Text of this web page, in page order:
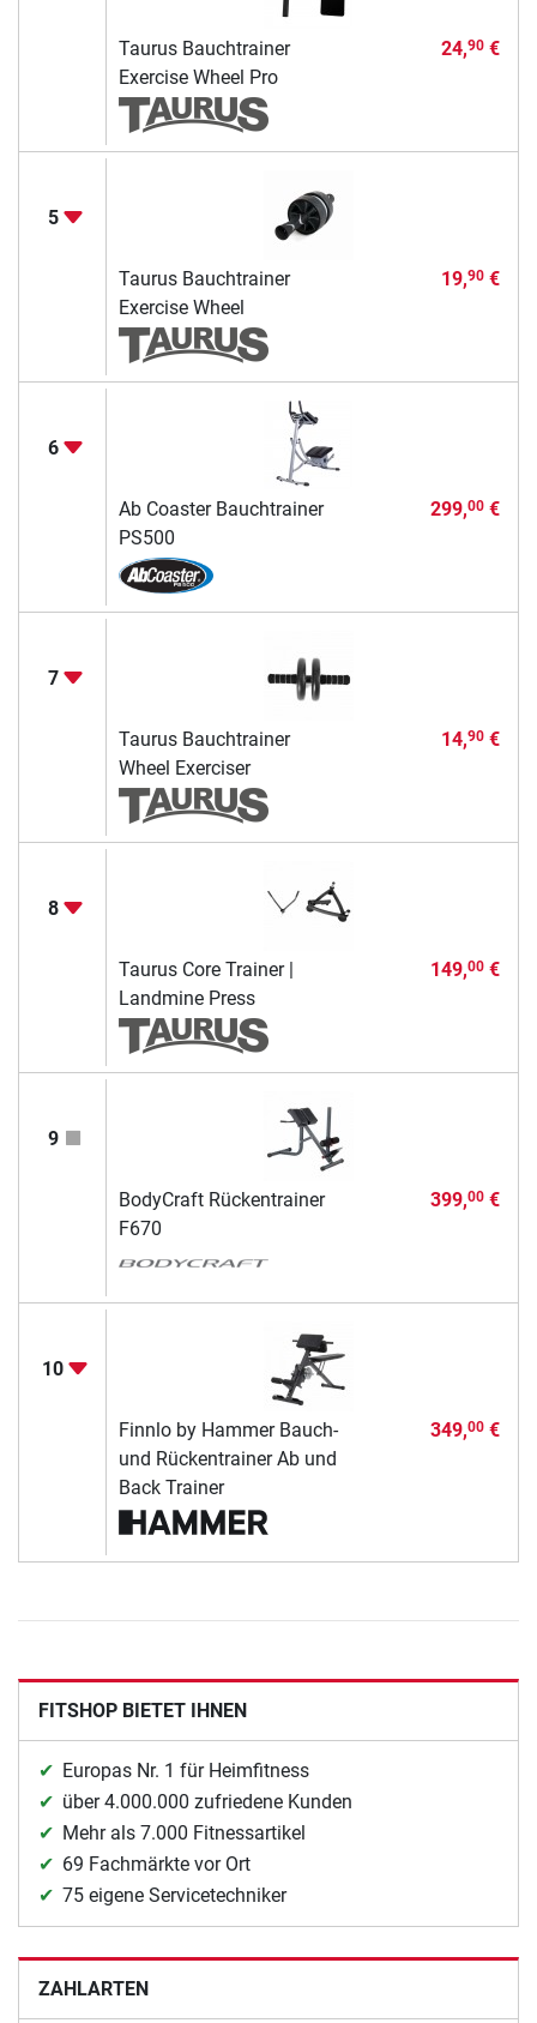
Taurus Bauchtrainer
Exercise Wheel Pro
24,90€
5
Taurus Bauchtrainer
Exercise Wheel
19,90€
6
Ab Coaster Bauchtrainer
PS500
299,00€
7
Taurus Bauchtrainer
Wheel Exerciser
14,90€
8
Taurus Core Trainer |
Landmine Press
149,00€
9
BodyCraft Rückentrainer
F670
399,00€
10
Finnlo by Hammer Bauch-
und Rückentrainer Ab und
Back Trainer
349,00€
FITSHOP BIETET IHNEN
Europas Nr. 1 für Heimfitness
über 4.000.000 zufriedene Kunden
Mehr als 7.000 Fitnessartikel
69 Fachmärkte vor Ort
75 eigene Servicetechniker
ZAHLARTEN